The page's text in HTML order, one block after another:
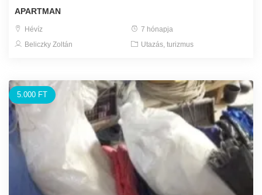
APARTMAN
Hévíz
7 hónapja
Beliczky Zoltán
Utazás, turizmus
5.000 FT